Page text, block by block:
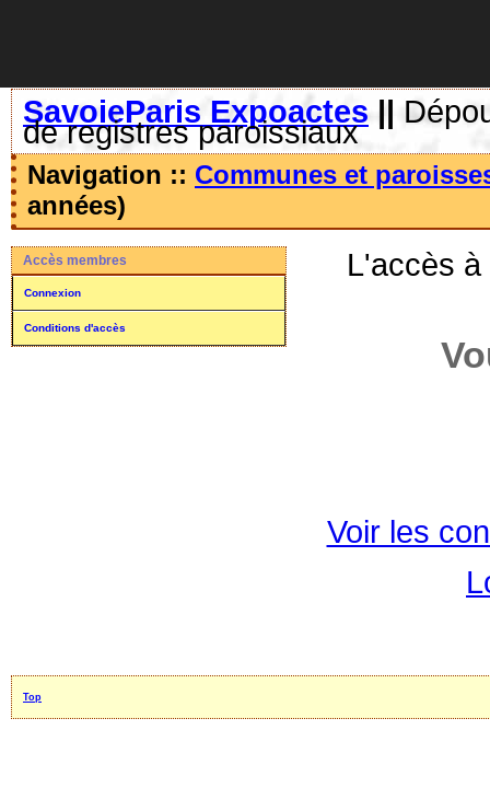
SavoieParis Expoactes ||
de registres paroissiaux
Navigation :: Communes et
années)
Accès membres
Connexion
Conditions d'accès
L'accès
Voir les
Top